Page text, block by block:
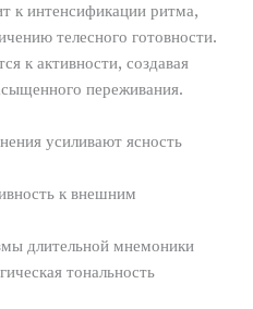
к интенсификации ритма,
телесного готовности.
к активности, создавая
переживания.
усиливают ясность
к внешним
длительной мнемоники
тональность